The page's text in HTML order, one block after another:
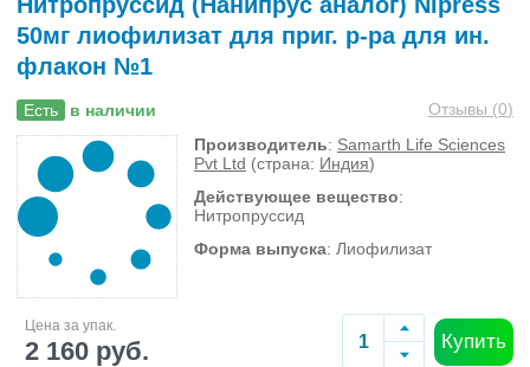
50мг лиофилизат для приг. р-ра для ин.
флакон №1
Есть в наличии Отзывы (0)
Производитель: Samarth Life Sciences
Pvt Ltd (страна: Индия)
Действующее вещество:
Нитропруссид
Форма выпуска: Лиофилизат
Цена за упак.
2 160 руб. Купить